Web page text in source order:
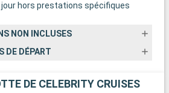
jour hors prestations spécifiques
NON INCLUSES
DE DÉPART
DE CELEBRITY CRUISES